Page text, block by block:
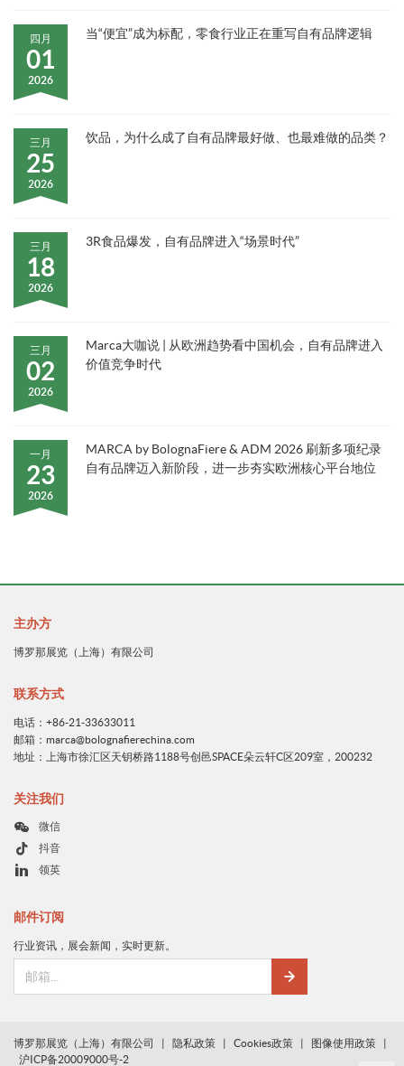
四月
01
2026
当“便宜”成为标配，零食行业正在重写自有品牌逻辑
三月
25
2026
饮品，为什么成了自有品牌最好做、也最难做的品类？
三月
18
2026
3R食品爆发，自有品牌进入“场景时代”
三月
02
2026
Marca大咖说 | 从欧洲趋势看中国机会，自有品牌进入
价值竞争时代
一月
23
2026
MARCA by BolognaFiere & ADM 2026 刷新多项纪录
自有品牌迈入新阶段，进一步夯实欧洲核心平台地位
主办方
博罗那展览（上海）有限公司
联系方式
电话：+86-21-33633011
邮箱：marca@bolognafierechina.com
地址：上海市徐汇区天钥桥路1188号创邑SPACE朵云轩C区209室，200232
关注我们
微信
抖音
领英
邮件订阅
行业资讯，展会新闻，实时更新。
博罗那展览（上海）有限公司 | 隐私政策 | Cookies政策 | 图像使用政策
|
沪ICP备20009000号-2